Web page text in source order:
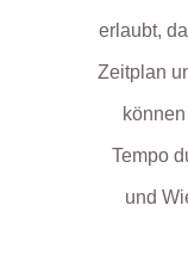
erlaubt,
Zeitplan
Tempo
und